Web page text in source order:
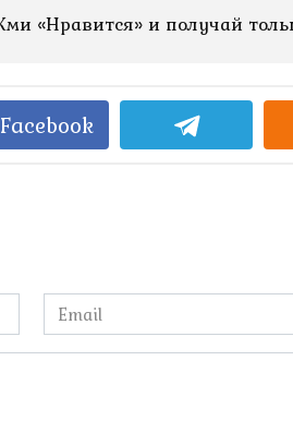
«Нравится» и получай
Email
*